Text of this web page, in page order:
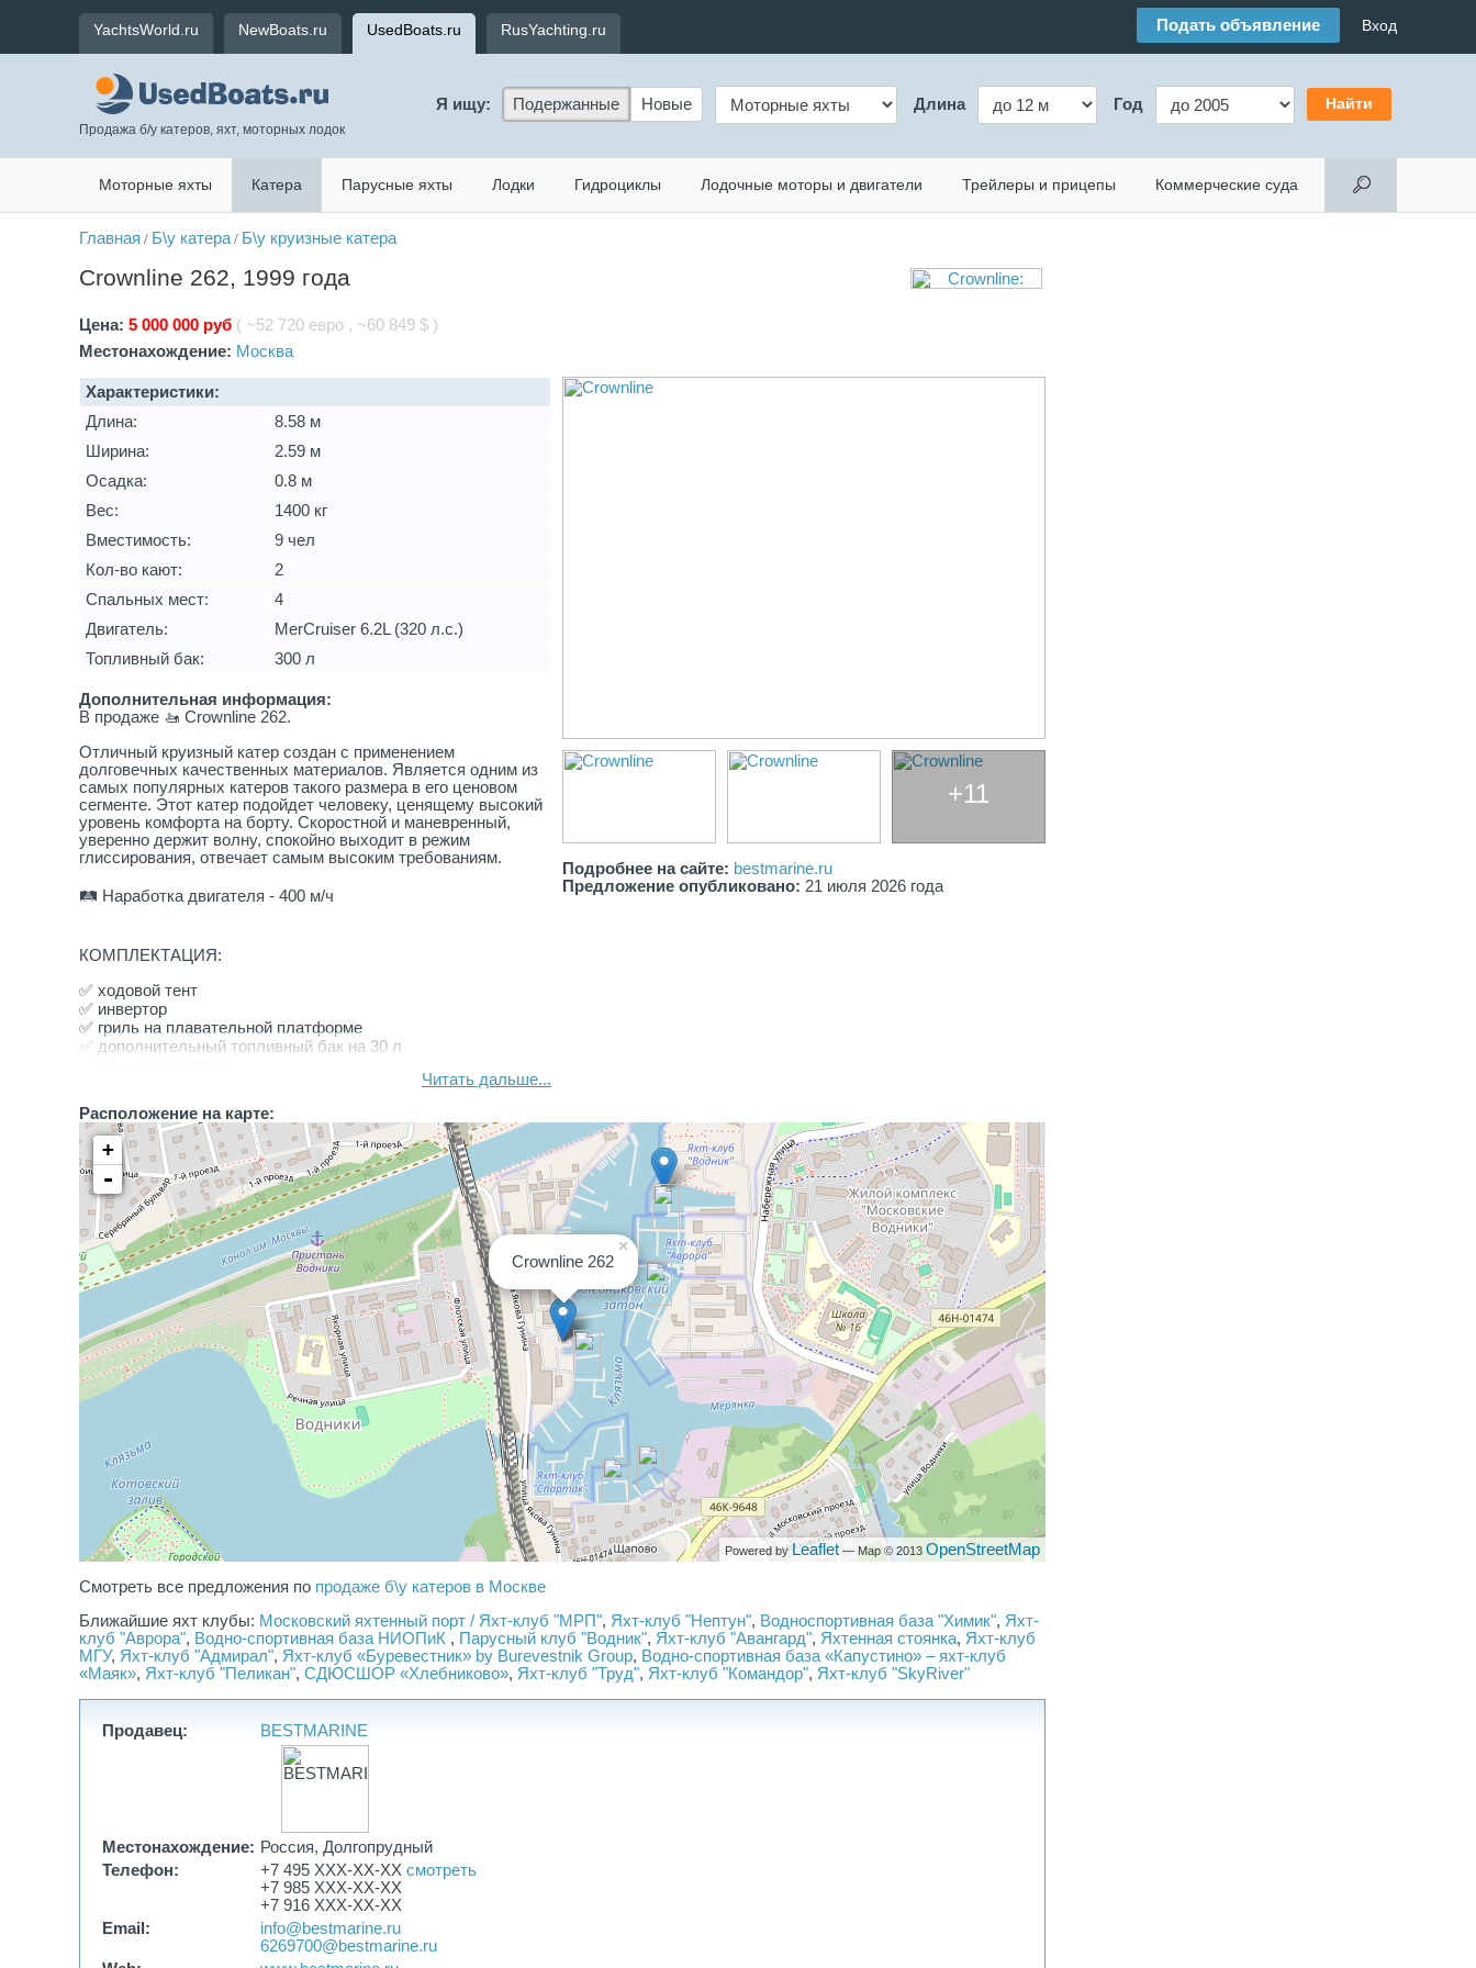
YachtsWorld.ru NewBoats.ru UsedBoats.ru RusYachting.ru Подать объявление Вход
Продажа б/у катеров, яхт, моторных лодок
Я ищу: Подержанные Новые Длина Год
Моторные яхты Катера Парусные яхты Лодки Гидроциклы Лодочные моторы и двигатели Трейлеры и прицепы Коммерческие суда
Главная / Б\у катера/ Б\у круизные катера
Crownline 262, 1999 года
Цена: 5 000 000 руб ( ~52 720 евро , ~60 849 $ )
Местонахождение: Москва
Характеристики:
Длина:
8.58 м
Ширина:
2.59 м
Осадка:
0.8 м
Вес:
1400 кг
Вместимость:
9 чел
Кол-во кают:
2
Спальных мест:
4
Двигатель:
MerCruiser 6.2L (320 л.с.)
Топливный бак:
300 л
Дополнительная информация:
В продаже 🚤 Crownline 262.
Отличный круизный катер создан с применением
долговечных качественных материалов. Является одним из
самых популярных катеров такого размера в его ценовом
сегменте. Этот катер подойдет человеку, ценящему высокий
уровень комфорта на борту. Скоростной и маневренный,
уверенно держит волну, спокойно выходит в режим
глиссирования, отвечает самым высоким требованиям.
🛤️ Наработка двигателя - 400 м/ч
КОМПЛЕКТАЦИЯ:
✅ ходовой тент
✅ инвертор
✅ гриль на плавательной платформе
✅ дополнительный топливный бак на 30 л
✅ рация
✅ картплоттер Lowrance
✅ электрическая якорная лебедка
✅ помпа
✅ корзины для кранцев
✅ столик в кокпите
✅ микроволновка, холодильник, плита
Читать дальше...
+11
Подробнее на сайте: bestmarine.ru
Предложение опубликовано: 21 июля 2026 года
Расположение на карте:
×
Crownline 262
+
-
Powered byLeaflet — Map © 2013 OpenStreetMap
Смотреть все предложения по продаже б\у катеров в Москве
Ближайшие яхт клубы: Московский яхтенный порт / Яхт-клуб "МРП", Яхт-клуб "Нептун", Водноспортивная база "Химик", Яхт-
клуб "Аврора", Водно-спортивная база НИОПиК , Парусный клуб "Водник", Яхт-клуб "Авангард", Яхтенная стоянка, Яхт-клуб
МГУ, Яхт-клуб "Адмирал", Яхт-клуб «Буревестник» by Burevestnik Group, Водно-спортивная база «Капустино» – яхт-клуб
«Маяк», Яхт-клуб "Пеликан", СДЮСШОР «Хлебниково», Яхт-клуб "Труд", Яхт-клуб "Командор", Яхт-клуб "SkyRiver"
Продавец: BESTMARINE
Местонахождение: Россия, Долгопрудный
Телефон:
+7 495 XXX-XX-XX
+7 985 XXX-XX-XX
+7 916 XXX-XX-XX
смотреть
Email:
info@bestmarine.ru
6269700@bestmarine.ru